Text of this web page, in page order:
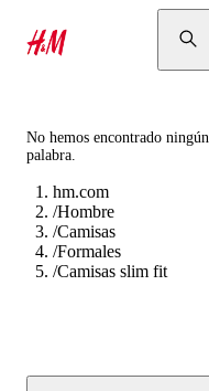
No hemos encontrado
palabra.
hm.com
/Hombre
/Camisas
/Formales
/Camisas slim fit